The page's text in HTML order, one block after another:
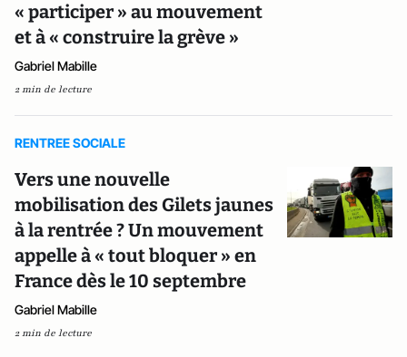
« participer » au mouvement
et à « construire la grève »
Gabriel Mabille
2 min de lecture
RENTREE SOCIALE
Vers une nouvelle
mobilisation des Gilets jaunes
à la rentrée ? Un mouvement
appelle à « tout bloquer » en
France dès le 10 septembre
Gabriel Mabille
2 min de lecture